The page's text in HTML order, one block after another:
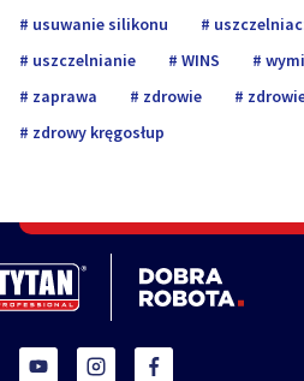
usuwanie silikonu
uszczelnianie
WINS
zaprawa
zdrowie
zdrowy kręgosłup